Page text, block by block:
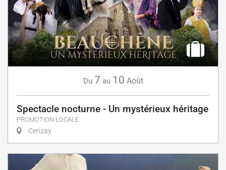
Du 7 au 10 Août
Spectacle nocturne - Un mystérieux héritage
PROMOTION LOCALE
Cerizay